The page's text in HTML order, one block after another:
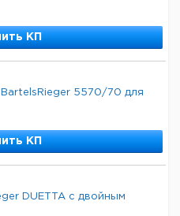
КП
5570/70 для
КП
DUETTA с двойным